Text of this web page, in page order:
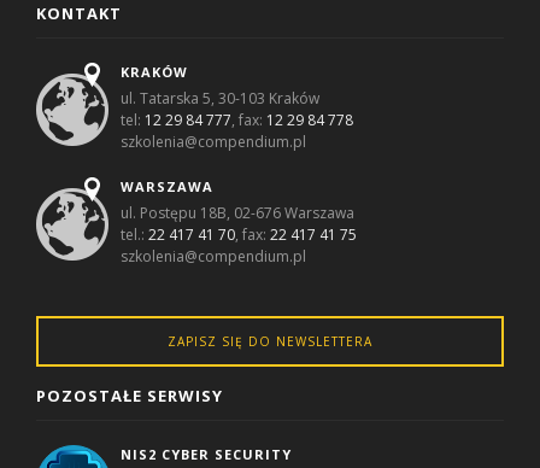
KONTAKT
KRAKÓW
ul. Tatarska 5, 30-103 Kraków
tel: 12 29 84 777, fax: 12 29 84 778
szkolenia@compendium.pl
WARSZAWA
ul. Postępu 18B, 02-676 Warszawa
tel.:22 417 41 70, fax:22 417 41 75
szkolenia@compendium.pl
ZAPISZ SIĘ DO NEWSLETTERA
POZOSTAŁE SERWISY
NIS2 CYBER SECURITY